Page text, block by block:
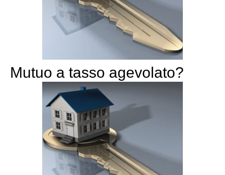
Mutuo a tasso agevolato?